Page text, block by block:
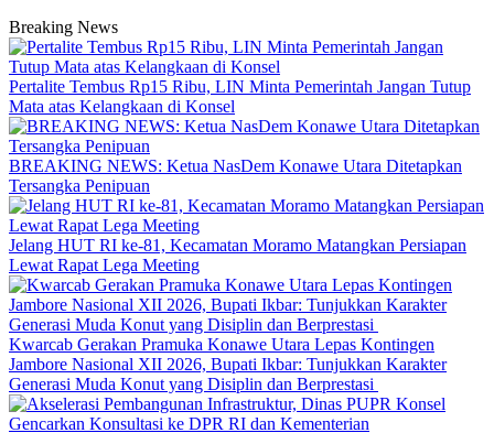
Breaking News
‎Pertalite Tembus Rp15 Ribu, LIN Minta Pemerintah Jangan Tutup
Mata atas Kelangkaan di Konsel
BREAKING NEWS: Ketua NasDem Konawe Utara Ditetapkan
Tersangka Penipuan
‎Jelang HUT RI ke-81, Kecamatan Moramo Matangkan Persiapan
Lewat Rapat Lega Meeting
‎Kwarcab Gerakan Pramuka Konawe Utara Lepas Kontingen
Jambore Nasional XII 2026, Bupati Ikbar: Tunjukkan Karakter
Generasi Muda Konut yang Disiplin dan Berprestasi ‎